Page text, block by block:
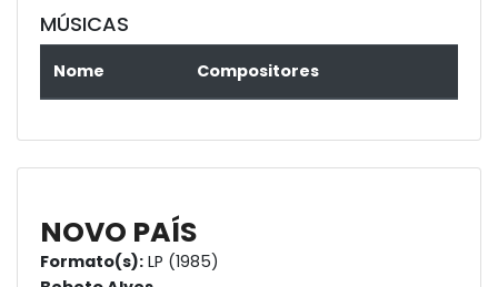
MÚSICAS
Nome Compositores
NOVO PAÍS
Formato(s): LP (1985)